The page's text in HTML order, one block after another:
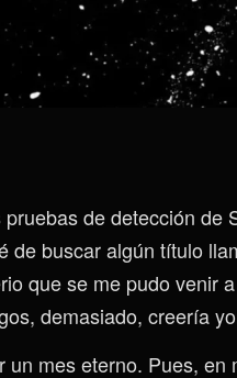
de detección de
de buscar algún título
que se me pudo venir
demasiado, creería
un mes eterno. Pues,